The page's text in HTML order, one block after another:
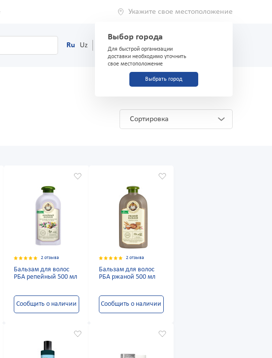
Укажите свое местоположение
Выбор города
Для быстрой организации
доставки необходимо уточнить
свое местоположение
Выбрать город
Ru Uz (71) 200-03-03
Сортировка
2 отзыва
Бальзам для волос
РБА репейный 500 мл
Сообщить о наличии
2 отзыва
Бальзам для волос
РБА ржаной 500 мл
Сообщить о наличии